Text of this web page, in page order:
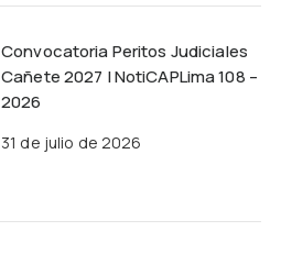
Convocatoria Peritos Judiciales
Cañete 2027 | NotiCAPLima 108 –
2026
31 de julio de 2026